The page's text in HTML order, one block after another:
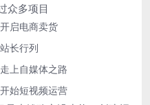
众多项目
启电商卖货
长行列
上自媒体之路
始短视频运营